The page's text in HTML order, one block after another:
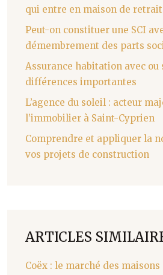
qui entre en maison de
Peut-on constituer une SCI
démembrement des parts
Assurance habitation avec ou
différences importantes
L’agence du soleil : acteur
l’immobilier à Saint-Cyprien
Comprendre et appliquer la
vos projets de construction
ARTICLES
Coëx : le marché des